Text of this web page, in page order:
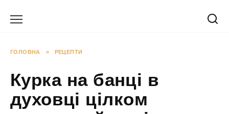
ГОЛОВНА » РЕЦЕПТИ
Курка на банці в
духовці цілком